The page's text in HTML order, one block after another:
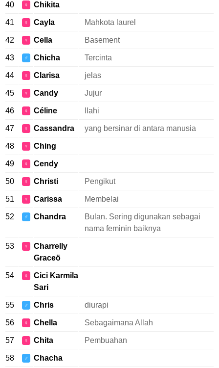
40 ♀ Chikita
41 ♀ Cayla Mahkota laurel
42 ♀ Cella Basement
43 ♂ Chicha Tercinta
44 ♀ Clarisa jelas
45 ♀ Candy Jujur
46 ♀ Céline Ilahi
47 ♀ Cassandra yang bersinar di antara manusia
48 ♀ Ching
49 ♀ Cendy
50 ♀ Christi Pengikut
51 ♀ Carissa Membelai
52 ♂ Chandra
Bulan. Sering digunakan sebagai
nama feminin baiknya
53 ♀
Charrelly
Graceö
54 ♀
Cici Karmila
Sari
55 ♂ Chris diurapi
56 ♀ Chella Sebagaimana Allah
57 ♀ Chita Pembuahan
58 ♂ Chacha